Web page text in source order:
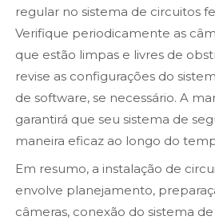
regular no sistema de circuitos
Verifique periodicamente as
que estão limpas e livres de
revise as configurações do
de software, se necessário. A
garantirá que seu sistema de
maneira eficaz ao longo do
Em resumo, a instalação de
envolve planejamento,
câmeras, conexão do sistema